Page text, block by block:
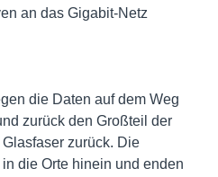
an das Gigabit-Netz
die Daten auf dem Weg
zurück den Großteil der
zurück. Die
die Orte hinein und enden